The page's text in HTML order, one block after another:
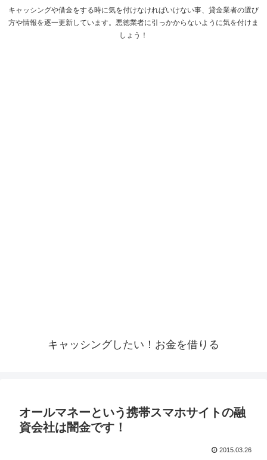
キャッシングや借金をする時に気を付けなければいけない事、貸金業者の選び
方や情報を逐一更新しています。悪徳業者に引っかからないように気を付けま
しょう！
キャッシングしたい！お金を借りる
オールマネーという携帯スマホサイトの融
資会社は闇金です！
2015.03.26